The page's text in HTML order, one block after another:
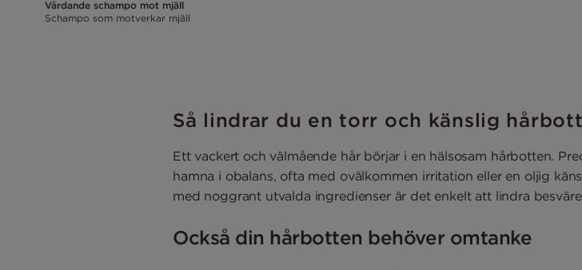
Vårdande schampo mot mjäll
Schampo som motverkar mjäll
Så lindrar du en torr och känslig
Ett vackert och välmående hår börjar i en hälsosam hårbotten.
hamna i obalans, ofta med ovälkommen irritation eller en oljig
med noggrant utvalda ingredienser är det enkelt att lindra
Också din hårbotten behöver omtanke